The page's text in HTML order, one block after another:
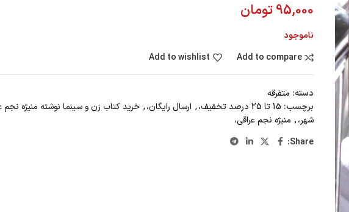
95,000تومان
ناموجود
Add to compare
Add to wishlist
دسته: متفرقه
برچسب: 15 تا 25 درصد تخفیف، , ارسال رایگان،, خرید کتاب زن و سینما نوشته منیژه نجم
شهر،, منیژه نجم عراقی،
Share: